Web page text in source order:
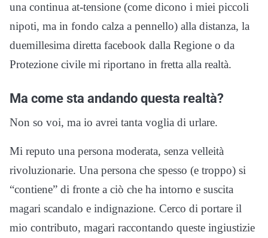
una continua at-tensione (come dicono i miei piccoli
nipoti, ma in fondo calza a pennello) alla distanza, la
duemillesima diretta facebook dalla Regione o da
Protezione civile mi riportano in fretta alla realtà.
Ma come sta andando questa realtà?
Non so voi, ma io avrei tanta voglia di urlare.
Mi reputo una persona moderata, senza velleità
rivoluzionarie. Una persona che spesso (e troppo) si
“contiene” di fronte a ciò che ha intorno e suscita
magari scandalo e indignazione. Cerco di portare il
mio contributo, magari raccontando queste ingiustizie